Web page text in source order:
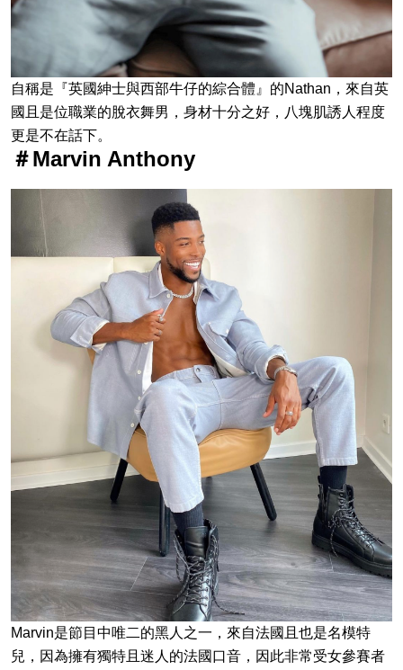
自稱是『英國紳士與西部牛仔的綜合體』的Nathan，來自英
國且是位職業的脫衣舞男，身材十分之好，八塊肌誘人程度
更是不在話下。
＃Marvin Anthony
Marvin是節目中唯二的黑人之一，來自法國且也是名模特
兒，因為擁有獨特且迷人的法國口音，因此非常受女參賽者